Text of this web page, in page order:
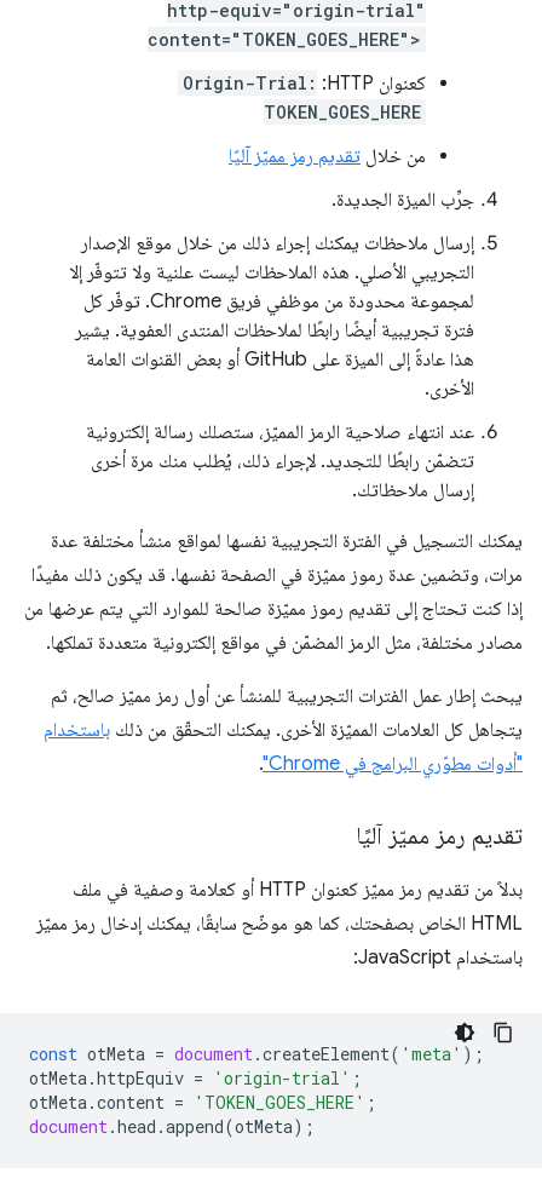
http-equiv="origin-trial"
content="TOKEN_GOES_HERE">
كعنوان HTTP:
Origin-Trial:
TOKEN_GOES_HERE
من خلال تقديم رمز مميّز آليًا
جرِّب الميزة الجديدة.
إرسال ملاحظات يمكنك إجراء ذلك من خلال موقع الإصدار
التجريبي الأصلي. هذه الملاحظات ليست علنية ولا تتوفّر إلا
لمجموعة محدودة من موظفي فريق Chrome. توفّر كل
فترة تجريبية أيضًا رابطًا لملاحظات المنتدى العفوية. يشير
هذا عادةً إلى الميزة على GitHub أو بعض القنوات العامة
الأخرى.
عند انتهاء صلاحية الرمز المميّز، ستصلك رسالة إلكترونية
تتضمّن رابطًا للتجديد. لإجراء ذلك، يُطلب منك مرة أخرى
إرسال ملاحظاتك.
يمكنك التسجيل في الفترة التجريبية نفسها لمواقع منشأ مختلفة عدة
مرات، وتضمين عدة رموز مميّزة في الصفحة نفسها. قد يكون ذلك مفيدًا
إذا كنت تحتاج إلى تقديم رموز مميّزة صالحة للموارد التي يتم عرضها من
مصادر مختلفة، مثل الرمز المضمّن في مواقع إلكترونية متعددة تملكها.
يبحث إطار عمل الفترات التجريبية للمنشأ عن أول رمز مميّز صالح، ثم
يتجاهل كل العلامات المميّزة الأخرى. يمكنك التحقّق من ذلك باستخدام
"أدوات مطوّري البرامج في Chrome"
.
تقديم رمز مميّز آليًا
بدلاً من تقديم رمز مميّز كعنوان HTTP أو كعلامة وصفية في ملف
HTML الخاص بصفحتك، كما هو موضّح سابقًا، يمكنك إدخال رمز مميّز
باستخدام JavaScript:
const otMeta = document.createElement( 'meta' );
otMeta.httpEquiv = 'origin-trial' ;
otMeta.content = 'TOKEN_GOES_HERE' ;
document.head .append(otMeta);